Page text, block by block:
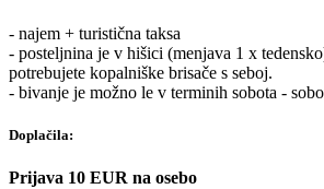
- najem + turistična taksa
- posteljnina je v hišici (menjava 1 x
potrebujete kopalniške brisače s seboj.
- bivanje je možno le v terminih sobota -
Doplačila:
Prijava 10 EUR na osebo